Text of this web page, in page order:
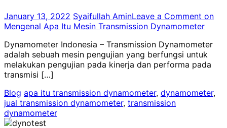
January 13, 2022 Syaifullah AminLeave a Comment on
Mengenal Apa Itu Mesin Transmission Dynamometer
Dynamometer Indonesia – Transmission Dynamometer
adalah sebuah mesin pengujian yang berfungsi untuk
melakukan pengujian pada kinerja dan performa pada
transmisi […]
Blog apa itu transmission dynamometer, dynamometer,
jual transmission dynamometer, transmission
dynamometer